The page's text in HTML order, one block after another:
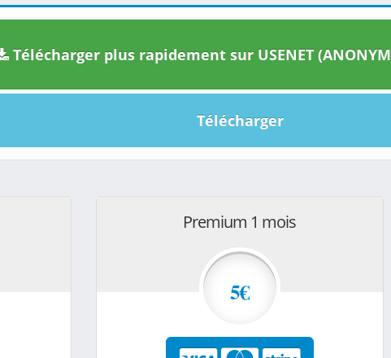
Télécharger plus rapidement sur USENET
Télécharger
Premium 1 mois
5€